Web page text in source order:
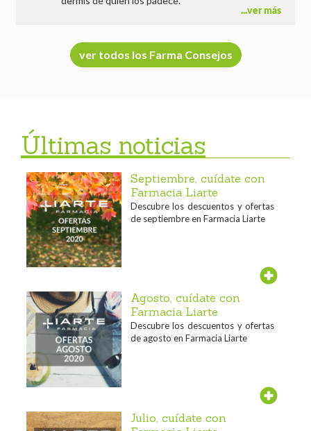
ver más
ver todos los Farma Consejos
Últimas noticias
Septiembre, cuídate con
Farmacia Liarte
Descubre los descuentos y ofertas
de septiembre en Farmacia Liarte
Agosto, cuídate con
Farmacia Liarte
Descubre los descuentos y ofertas
de agosto en Farmacia Liarte
Julio, cuídate con